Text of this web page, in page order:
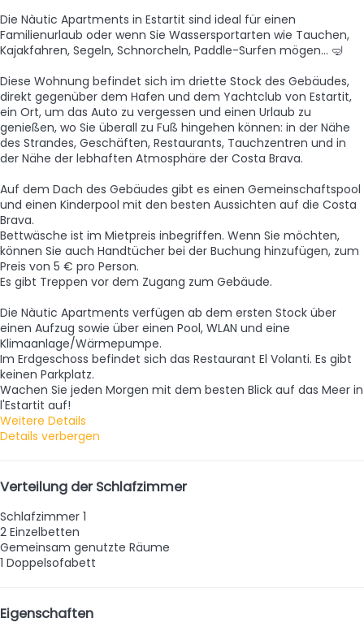
Die Nàutic Apartments in Estartit sind ideal für einen
Familienurlaub oder wenn Sie Wassersportarten wie Tauchen,
Kajakfahren, Segeln, Schnorcheln, Paddle-Surfen mögen... 🤿
Diese Wohnung befindet sich im driette Stock des Gebäudes,
direkt gegenüber dem Hafen und dem Yachtclub von Estartit,
ein Ort, um das Auto zu vergessen und einen Urlaub zu
genießen, wo Sie überall zu Fuß hingehen können: in der Nähe
des Strandes, Geschäften, Restaurants, Tauchzentren und in
der Nähe der lebhaften Atmosphäre der Costa Brava.
Auf dem Dach des Gebäudes gibt es einen Gemeinschaftspool
und einen Kinderpool mit den besten Aussichten auf die Costa
Brava.
Bettwäsche ist im Mietpreis inbegriffen. Wenn Sie möchten,
können Sie auch Handtücher bei der Buchung hinzufügen, zum
Preis von 5 € pro Person.
Es gibt Treppen vor dem Zugang zum Gebäude.
Die Nàutic Apartments verfügen ab dem ersten Stock über
einen Aufzug sowie über einen Pool, WLAN und eine
Klimaanlage/Wärmepumpe.
Im Erdgeschoss befindet sich das Restaurant El Volanti. Es gibt
keinen Parkplatz.
Wachen Sie jeden Morgen mit dem besten Blick auf das Meer in
l'Estartit auf!
Weitere Details
Details verbergen
Verteilung der Schlafzimmer
Schlafzimmer 1
2 Einzelbetten
Gemeinsam genutzte Räume
1 Doppelsofabett
Eigenschaften